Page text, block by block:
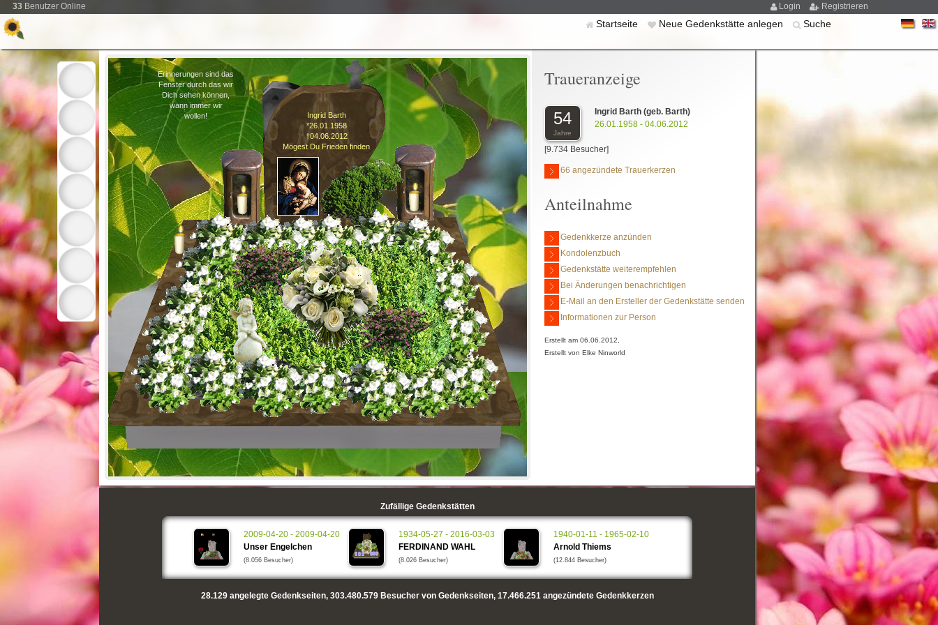
33 Benutzer Online Login Registrieren
Startseite Neue Gedenkstätte anlegen Suche
Erinnerungen sind das
Fenster durch das wir
Dich sehen können,
wann immer wir
wollen!
Ingrid Barth
*26.01.1958
†04.06.2012
Mögest Du Frieden finden
Traueranzeige
54
Jahre
Ingrid Barth (geb. Barth)
26.01.1958 - 04.06.2012
[9.734 Besucher]
66 angezündete Trauerkerzen
Anteilnahme
Gedenkkerze anzünden
Kondolenzbuch
Gedenkstätte weiterempfehlen
Bei Änderungen benachrichtigen
E-Mail an den Ersteller der Gedenkstätte senden
Informationen zur Person
Erstellt am 06.06.2012,
Erstellt von Elke Ninworld
Zufällige Gedenkstätten
2009-04-20 - 2009-04-20
Unser Engelchen
(8.056 Besucher)
1934-05-27 - 2016-03-03
FERDINAND WAHL
(8.026 Besucher)
1940-01-11 - 1965-02-10
Arnold Thiems
(12.844 Besucher)
28.129angelegte Gedenkseiten, 303.480.579Besucher von Gedenkseiten, 17.466.251angezündete Gedenkkerzen